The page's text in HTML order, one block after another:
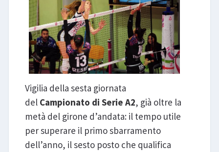
Vigilia della sesta giornata
delCampionato di Serie A2, già oltre la
metà del girone d’andata: il tempo utile
per superare il primo sbarramento
dell’anno, il sesto posto che qualifica